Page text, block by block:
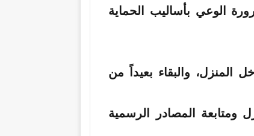
الوعي بأساليب الحماية
والبقاء بعيداً من
ومتابعة المصادر الرسمية